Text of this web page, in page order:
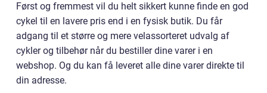
Først og fremmest vil du helt sikkert kunne finde en god
cykel til en lavere pris end i en fysisk butik. Du får
adgang til et større og mere velassorteret udvalg af
cykler og tilbehør når du bestiller dine varer i en
webshop. Og du kan få leveret alle dine varer direkte til
din adresse.